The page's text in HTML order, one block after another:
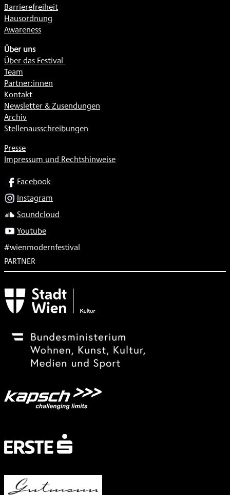
Barrierefreiheit
Hausordnung
Awareness
Über uns
Über das Festival
Team
Partner:innen
Kontakt
Newsletter & Zusendungen
Archiv
Stellenausschreibungen
Presse
Impressum und Rechtshinweise
SOCIALFacebook
Instagram
Soundcloud
Youtube
#wienmodernfestival
PARTNER
Subventionsgeber